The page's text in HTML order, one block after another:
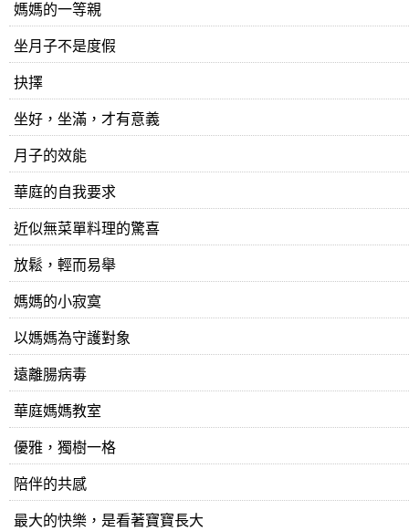
媽媽的一等親
坐月子不是度假
抉擇
坐好，坐滿，才有意義
月子的效能
華庭的自我要求
近似無菜單料理的驚喜
放鬆，輕而易舉
媽媽的小寂寞
以媽媽為守護對象
遠離腸病毒
​華庭媽媽教室
優雅，獨樹一格
陪伴的共感
最大的快樂，是看著寶寶長大